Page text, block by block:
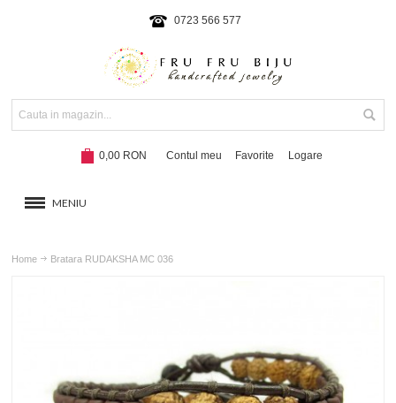
0723 566 577
0,00 RON Contul meu Favorite Logare
MENIU
NOUTATI 2024
Home Bratara RUDAKSHA MC 036